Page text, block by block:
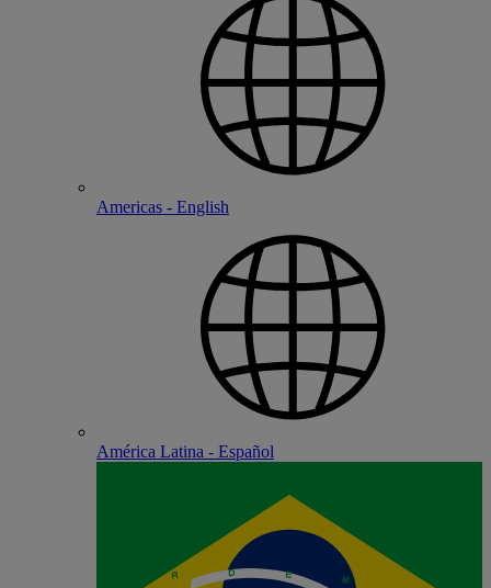
Americas - English
América Latina - Español